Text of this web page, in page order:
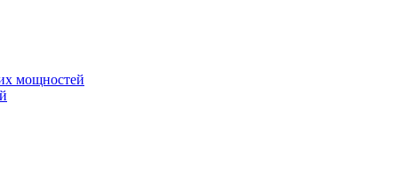
мощностей